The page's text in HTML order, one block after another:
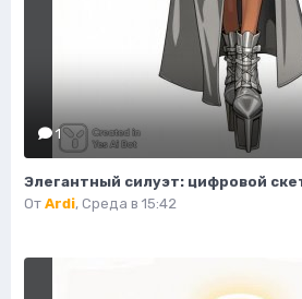
1
От Ardi, Среда в 15:42